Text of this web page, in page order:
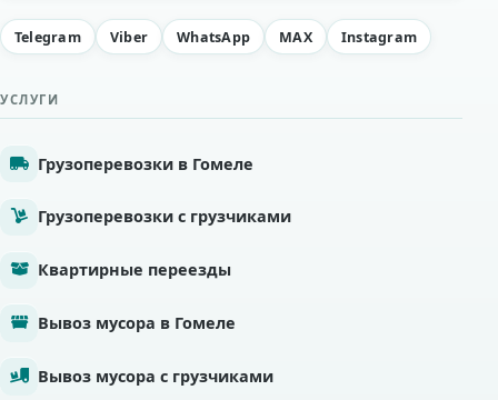
Telegram Viber WhatsApp MAX Instagram
УСЛУГИ
Грузоперевозки в Гомеле
Грузоперевозки с грузчиками
Квартирные переезды
Вывоз мусора в Гомеле
Вывоз мусора с грузчиками